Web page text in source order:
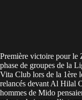
Première victoire pour le
phase de groupes de la
Vita Club lors de la 1ère
relancés devant Al Hilal
hommes de Mido